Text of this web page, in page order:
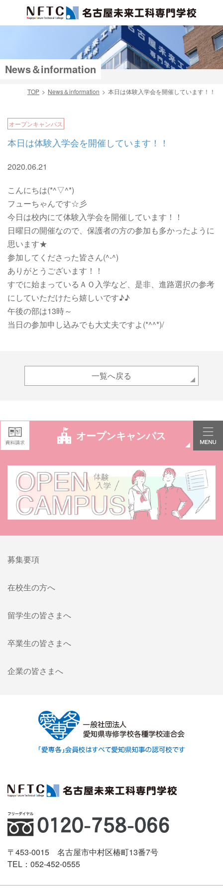
News＆information
TOP News＆information 本日は体験入学会を開催しています！！
オープンキャンパス
本日は体験入学会を開催しています！！
2020.06.21
こんにちは(*^▽^*)
フューちゃんです☆彡
今日は校内にて体験入学会を開催しています！！
日曜日の開催なので、保護者の方の参加も多かったように
思います★
参加してくださった皆さん(^-^)
ありがとうございます！！
すでに始まっているＡＯ入学など、是非、進路選択の参考
にしていただけたら嬉しいです♪♪
午後の部は13時～
当日の参加申し込みでも大丈夫ですよ(*^^*)/
一覧へ戻る
オープンキャンパス
募集要項
在校生の方へ
留学生の皆さまへ
卒業生の皆さまへ
企業の皆さまへ
〒453-0015 名古屋市中村区椿町13番7号
TEL：052-452-0555